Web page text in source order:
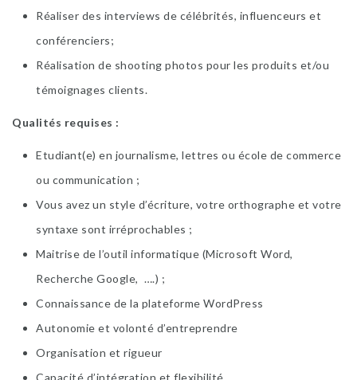
Réaliser des interviews de célébrités, influenceurs et
conférenciers;
Réalisation de shooting photos pour les produits et/ou
témoignages clients.
Qualités requises :
Etudiant(e) en journalisme, lettres ou école de commerce
ou communication ;
Vous avez un style d’écriture, votre orthographe et votre
syntaxe sont irréprochables ;
Maitrise de l’outil informatique (Microsoft Word,
Recherche Google, ….) ;
Connaissance de la plateforme WordPress
Autonomie et volonté d’entreprendre
Organisation et rigueur
Capacité d’intégration et flexibilité